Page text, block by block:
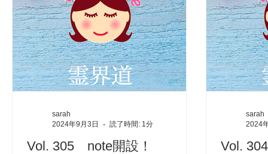
Vol. 305 note開設！
sarah
2024年9月3日
読了時間: 1分
Vol.
sarah
2024